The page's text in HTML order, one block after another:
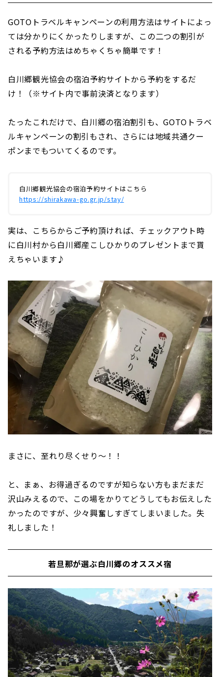
GOTOトラベルキャンペーンの利用方法はサイトによっ
ては分かりにくかったりしますが、この二つの割引が
される予約方法はめちゃくちゃ簡単です！
白川郷観光協会の宿泊予約サイトから予約をするだ
け！（※サイト内で事前決済となります）
たったこれだけで、白川郷の宿泊割引も、GOTOトラベ
ルキャンペーンの割引もされ、さらには地域共通クー
ポンまでもついてくるのです。
白川郷観光協会の宿泊予約サイトはこちら
https://shirakawa-go.gr.jp/stay/
実は、こちらからご予約頂ければ、チェックアウト時
に白川村から白川郷産こしひかりのプレゼントまで貰
えちゃいます♪
まさに、至れり尽くせり～！！
と、まぁ、お得過ぎるのですが知らない方もまだまだ
沢山みえるので、この場をかりてどうしてもお伝えした
かったのですが、少々興奮しすぎてしまいました。失
礼しました！
若旦那が選ぶ白川郷のオススメ宿